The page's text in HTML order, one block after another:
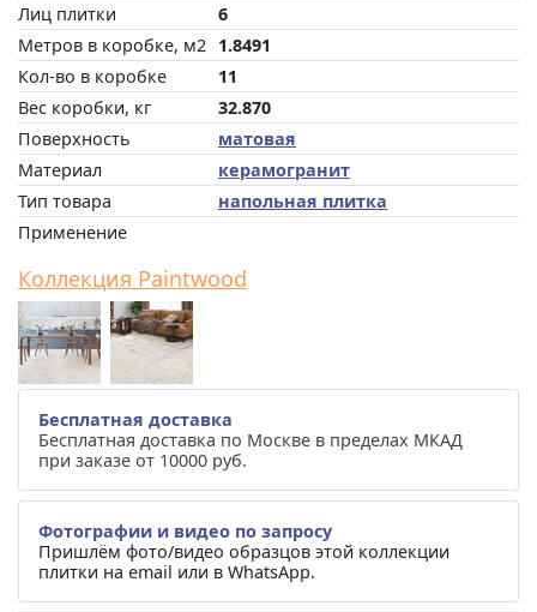
Лиц плитки
6
Метров в коробке, м2
1.8491
Кол-во в коробке
11
Вес коробки, кг
32.870
Поверхность
матовая
Материал
керамогранит
Тип товара
напольная плитка
Применение
Коллекция Paintwood
Бесплатная доставка
Бесплатная доставка по Москве в пределах МКАД
при заказе от 10000 руб.
Фотографии и видео по запросу
Пришлём фото/видео образцов этой коллекции
плитки на email или в WhatsApp.